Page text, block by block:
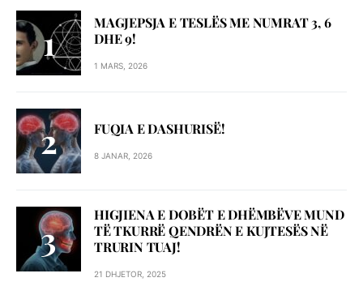
MAGJEPSJA E TESLËS ME NUMRAT 3, 6
DHE 9!
1 MARS, 2026
FUQIA E DASHURISË!
8 JANAR, 2026
HIGJIENA E DOBËT E DHËMBËVE MUND
TË TKURRË QENDRËN E KUJTESËS NË
TRURIN TUAJ!
21 DHJETOR, 2025